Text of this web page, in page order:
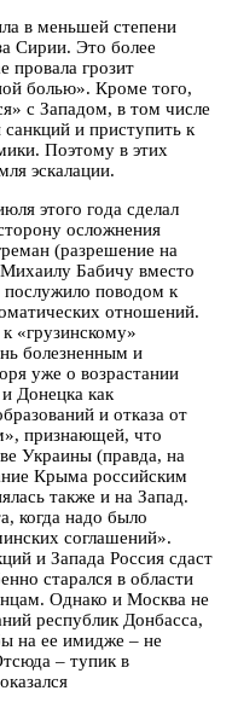
в меньшей степени
Сирии. Это более
провала грозит
болью». Кроме того,
с Западом, в том числе
и приступить к
Поэтому в этих
эскалации.
этого года сделал
осложнения
(разрешение на
Бабичу вместо
послужило поводом к
отношений.
«грузинскому»
болезненным и
уже о возрастании
Донецка как
и отказа от
признающей, что
Украины (правда, на
Крыма российским
также и на Запад.
когда надо было
соглашений».
и Запада Россия сдаст
старался в области
Однако и Москва не
республик Донбасса,
на ее имидже – не
– тупик в